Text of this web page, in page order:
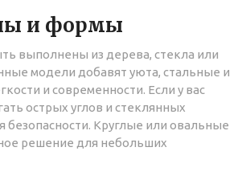
и формы
выполнены из дерева, стекла или
модели добавят уюта, стальные и
и современности. Если у вас
острых углов и стеклянных
безопасности. Круглые или овальные
решение для небольших